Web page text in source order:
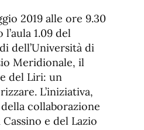
de
fuente
de
fuente.
2019 alle ore 9.30
1.09 del
dell’Università di
Meridionale, il
del Liri: un
L’iniziativa,
collaborazione
e del Lazio